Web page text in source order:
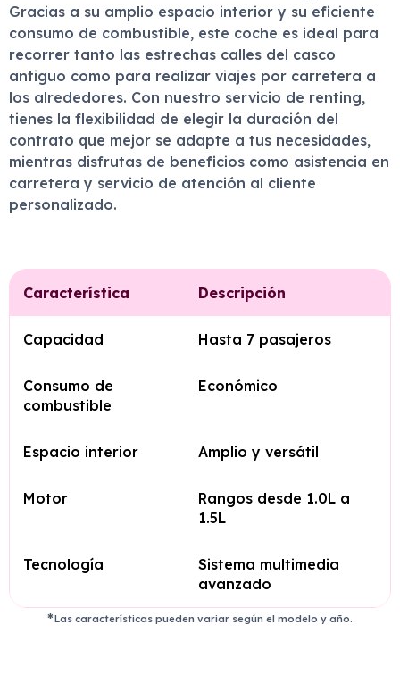
Gracias a su amplio espacio interior y su eficiente
consumo de combustible, este coche es ideal para
recorrer tanto las estrechas calles del casco
antiguo como para realizar viajes por carretera a
los alrededores. Con nuestro servicio de renting,
tienes la flexibilidad de elegir la duración del
contrato que mejor se adapte a tus necesidades,
mientras disfrutas de beneficios como asistencia en
carretera y servicio de atención al cliente
personalizado.
Característica Descripción
Capacidad Hasta 7 pasajeros
Consumo de
combustible
Económico
Espacio interior Amplio y versátil
Motor
Rangos desde 1.0L a
1.5L
Tecnología
Sistema multimedia
avanzado
Las características pueden variar según el modelo y año.